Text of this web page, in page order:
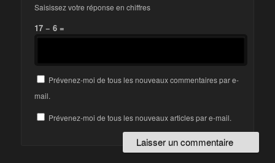
Saisissez votre réponse en chiffres
17 − 6 =
Prévenez-moi de tous les nouveaux commentaires par e-
mail.
Prévenez-moi de tous les nouveaux articles par e-mail.